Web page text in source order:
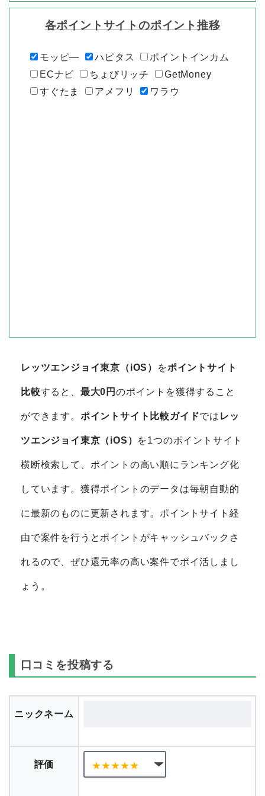
各ポイントサイトのポイント推移
モッピ― ハピタス
ポイントインカム
ECナビ
ちょびリッチ
GetMoney
すぐたま
アメフリ ワラウ
レッツエンジョイ東京（iOS） をポイントサイト
比較すると、 最大0円のポイントを獲得すること
ができます。 ポイントサイト比較ガイドでは レッ
ツエンジョイ東京（iOS） を1つのポイントサイト
横断検索して、ポイントの高い順にランキング化
しています。獲得ポイントのデータは毎朝自動的
に最新のものに更新されます。ポイントサイト経
由で案件を行うとポイントがキャッシュバックさ
れるので、ぜひ還元率の高い案件でポイ活しまし
ょう。
口コミを投稿する
ニックネーム
評価